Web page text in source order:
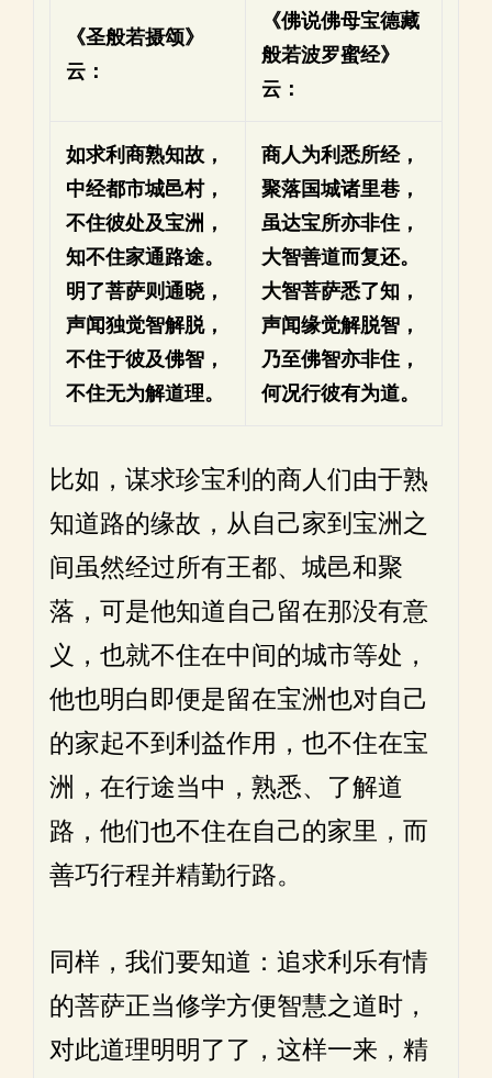
《圣般若摄颂》
云：
《佛说佛母宝德藏
般若波罗蜜经》
云：
如求利商熟知故，
中经都市城邑村，
不住彼处及宝洲，
知不住家通路途。
明了菩萨则通晓，
声闻独觉智解脱，
不住于彼及佛智，
不住无为解道理。
商人为利悉所经，
聚落国城诸里巷，
虽达宝所亦非住，
大智善道而复还。
大智菩萨悉了知，
声闻缘觉解脱智，
乃至佛智亦非住，
何况行彼有为道。
比如，谋求珍宝利的商人们由于熟
知道路的缘故，从自己家到宝洲之
间虽然经过所有王都、城邑和聚
落，可是他知道自己留在那没有意
义，也就不住在中间的城市等处，
他也明白即便是留在宝洲也对自己
的家起不到利益作用，也不住在宝
洲，在行途当中，熟悉、了解道
路，他们也不住在自己的家里，而
善巧行程并精勤行路。
同样，我们要知道：追求利乐有情
的菩萨正当修学方便智慧之道时，
对此道理明明了了，这样一来，精